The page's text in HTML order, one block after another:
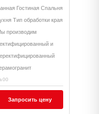
Гостиная Спальня
Тип обработки края
производим
и
Запросить цену